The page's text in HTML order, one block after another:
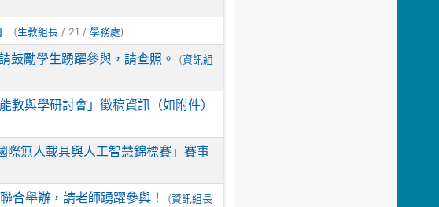
(生教組長 / 21 /學務處)
鼓勵學生踴躍參與，請查照。 (資訊組
教與學研討會」徵稿資訊（如附件）
際無人載具與人工智慧錦標賽」賽事
合舉辦，請老師踴躍參與！ (資訊組長